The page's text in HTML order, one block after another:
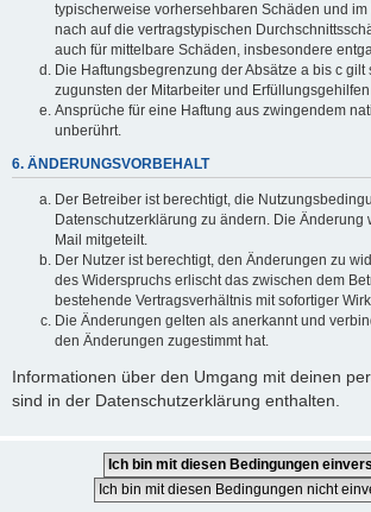
typischerweise vorhersehbaren Schäden und
nach auf die vertragstypischen
auch für mittelbare Schäden, insbesondere
Die Haftungsbegrenzung der Absätze a bis c gilt
zugunsten der Mitarbeiter und
Ansprüche für eine Haftung aus zwingendem
unberührt.
6. ÄNDERUNGSVORBEHALT
Der Betreiber ist berechtigt, die
Datenschutzerklärung zu ändern. Die Änderung
Mail mitgeteilt.
Der Nutzer ist berechtigt, den Änderungen zu
des Widerspruchs erlischt das zwischen dem
bestehende Vertragsverhältnis mit sofortiger
Die Änderungen gelten als anerkannt und
den Änderungen zugestimmt hat.
Informationen über den Umgang mit deinen
sind in der Datenschutzerklärung enthalten.